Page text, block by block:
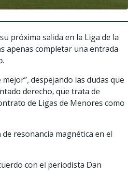
próxima salida en la Liga de la
apenas completar una entrada
despejando las dudas que
derecho, que trata de
de Ligas de Menores como
resonancia magnética en el
con el periodista Dan